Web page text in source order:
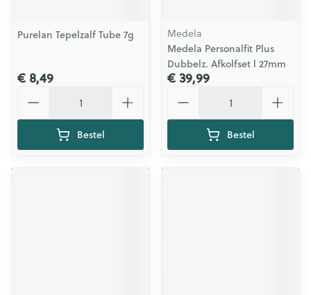
Purelan Tepelzalf Tube 7g
€ 8,49
Bestel
Medela
Medela Personalfit Plus
Dubbelz. Afkolfset l 27mm
€ 39,99
Bestel